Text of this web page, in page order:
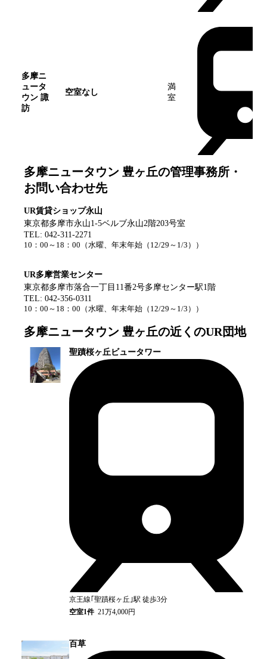
多摩ニ
ュータ
ウン 諏
訪
空室なし
満
室
多摩ニュータウン 豊ヶ丘の管理事務所・
お問い合わせ先
UR賃貸ショップ永山
東京都多摩市永山1-5ベルブ永山2階203号室
TEL: 042-311-2271
10：00～18：00 （水曜、年末年始（12/29～1/3） ）
UR多摩営業センター
東京都多摩市落合一丁目11番2号多摩センター駅1階
TEL: 042-356-0311
10：00～18：00 （水曜、年末年始（12/29～1/3） ）
多摩ニュータウン 豊ヶ丘の近くのUR団地
聖蹟桜ヶ丘ビュータワー
京王線｢聖蹟桜ヶ丘｣駅 徒歩3分
空室1件 21万4,000円
百草